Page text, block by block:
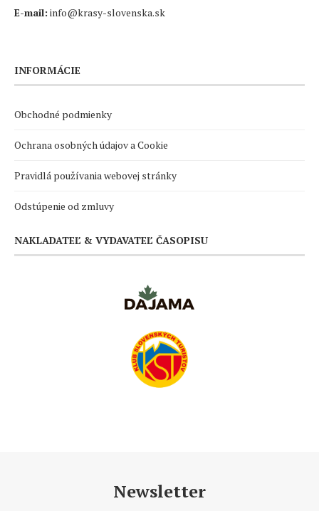
E-mail: info@krasy-slovenska.sk
INFORMÁCIE
Obchodné podmienky
Ochrana osobných údajov a Cookie
Pravidlá používania webovej stránky
Odstúpenie od zmluvy
NAKLADATEĽ & VYDAVATEĽ ČASOPISU
Newsletter